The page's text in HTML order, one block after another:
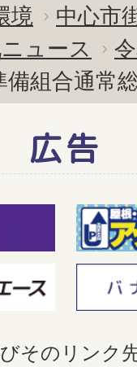
境
中心市
ュース
備組合通常
広告
そのリンク